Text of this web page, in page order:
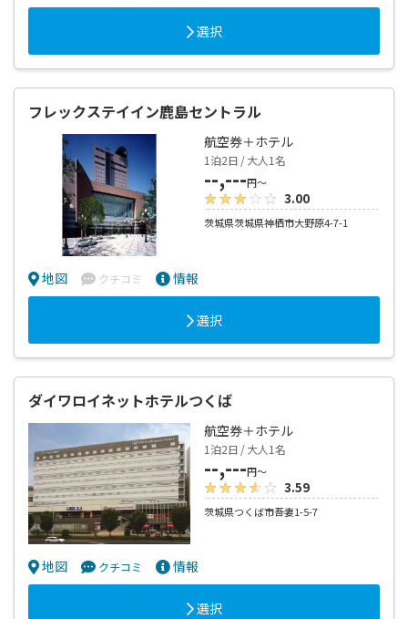
選択
フレックステイイン鹿島セントラル
航空券＋ホテル
1泊2日 / 大人1名
--,---円～
3.00
茨城県茨城県神栖市大野原4-7-1
地図 クチコミ 情報
選択
ダイワロイネットホテルつくば
航空券＋ホテル
1泊2日 / 大人1名
--,---円～
3.59
茨城県つくば市吾妻1-5-7
地図 クチコミ 情報
選択